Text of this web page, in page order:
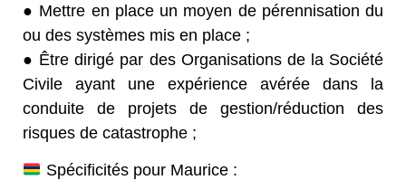
● Mettre en place un moyen de pérennisation du
ou des systèmes mis en place ;
● Être dirigé par des Organisations de la Société
Civile ayant une expérience avérée dans la
conduite de projets de gestion/réduction des
risques de catastrophe ;
Spécificités pour Maurice :